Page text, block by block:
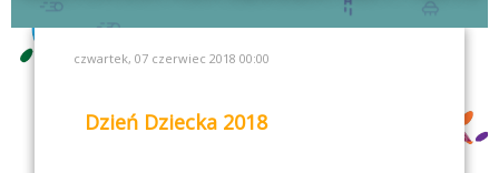
czwartek, 07 czerwiec 2018 00:00
Dzień Dziecka 2018